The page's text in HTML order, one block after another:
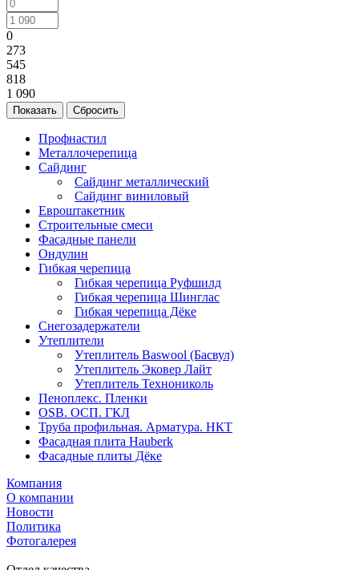
0
273
545
818
1 090
Сбросить
Профнастил
Металлочерепица
Сайдинг
Сайдинг металлический
Сайдинг виниловый
Евроштакетник
Строительные смеси
Фасадные панели
Ондулин
Гибкая черепица
Гибкая черепица Руфшилд
Гибкая черепица Шинглас
Гибкая черепица Дёке
Снегозадержатели
Утеплители
Утеплитель Baswool (Басвул)
Утеплитель Эковер Лайт
Утеплитель Технониколь
Пеноплекс. Пленки
OSB. ОСП. ГКЛ
Труба профильная. Арматура. НКТ
Фасадная плита Hauberk
Фасадные плиты Дёке
Компания
О компании
Новости
Политика
Фотогалерея